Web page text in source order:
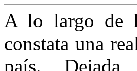
A lo largo de
constata una
país.